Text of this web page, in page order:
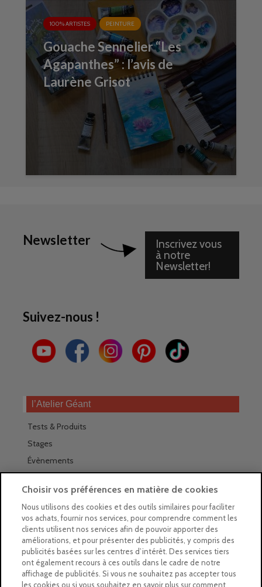
100% ARTISTES PEINTURE
Gouache Sennelier “Les
Agapanthes” : l’avis de
Laurène Grisot
Newsletter
Inscrivez vous
à notre
Newsletter!
Suivez-nous !
l’Atelier Géant
Tests & Produits
Stages
Évènements
Trouver nos magasins
La newsletter des magasins
Feuilleter le Guide
Gratuit : intégrer le Guide
Choisir vos préférences en matière de cookies
Nous utilisons des cookies et des outils similaires pour faciliter
vos achats, fournir nos services, pour comprendre comment les
clients utilisent nos services afin de pouvoir apporter des
améliorations, et pour présenter des publicités, y compris des
publicités basées sur les centres d’intérêt. Des services tiers
ont également recours à ces outils dans le cadre de notre
affichage de publicités. Si vous ne souhaitez pas accepter tous
les cookies ou si vous souhaitez en savoir plus sur comment